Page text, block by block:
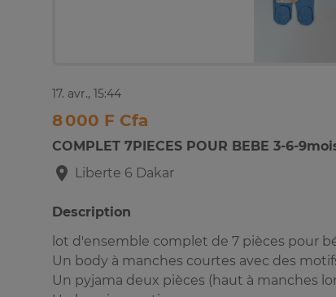
17. avr., 15:44
8 000 F Cfa
COMPLET 7PIECES POUR BEBE 3-6-
Liberte 6 Dakar
Description
lot d'ensemble complet de 7 pièces pour
Un body à manches courtes avec des
Un pyjama deux pièces (haut à manches